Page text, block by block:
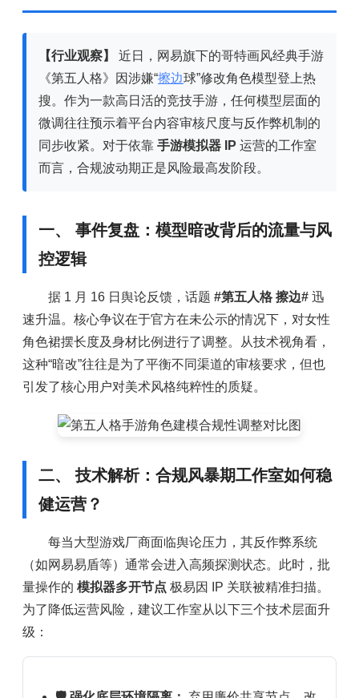
【行业观察】
近日，网易旗下的哥特画风经典手游
《第五人格》因涉嫌“擦边球”修改角色模型登上热
搜。作为一款高日活的竞技手游，任何模型层面的
微调往往预示着平台内容审核尺度与反作弊机制的
同步收紧。对于依靠 手游模拟器 IP 运营的工作室
而言，合规波动期正是风险最高发阶段。
一、 事件复盘：模型暗改背后的流量与风
控逻辑
据 1 月 16 日舆论反馈，话题 #第五人格 擦边# 迅
速升温。核心争议在于官方在未公示的情况下，对女性
角色裙摆长度及身材比例进行了调整。从技术视角看，
这种“暗改”往往是为了平衡不同渠道的审核要求，但也
引发了核心用户对美术风格纯粹性的质疑。
二、 技术解析：合规风暴期工作室如何稳
健运营？
每当大型游戏厂商面临舆论压力，其反作弊系统
（如网易易盾等）通常会进入高频探测状态。此时，批
量操作的 模拟器多开节点 极易因 IP 关联被精准扫描。
为了降低运营风险，建议工作室从以下三个技术层面升
级：